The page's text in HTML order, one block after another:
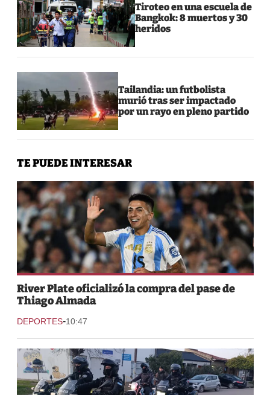
Tiroteo en una escuela de
Bangkok: 8 muertos y 30
heridos
Tailandia: un futbolista
murió tras ser impactado
por un rayo en pleno partido
TE PUEDE INTERESAR
River Plate oficializó la compra del pase de
Thiago Almada
DEPORTES-10:47